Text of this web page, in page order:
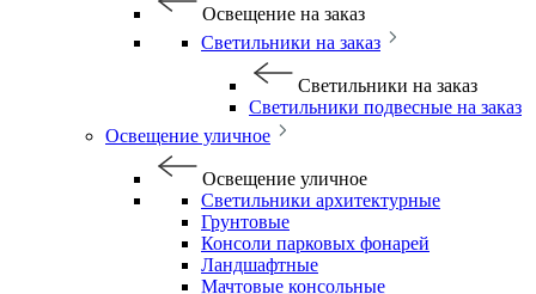
Освещение на заказ
Светильники на заказ
Светильники на заказ
Светильники подвесные на заказ
Освещение уличное
Освещение уличное
Светильники архитектурные
Грунтовые
Консоли парковых фонарей
Ландшафтные
Мачтовые консольные